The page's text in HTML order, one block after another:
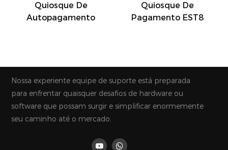
Quiosque De
Autopagamento
Quiosque De
Pagamento EST8
Nossa experiente equipe de suporte está preparada
para enfrentar quaisquer desafios de hardware ou
software que possam surgir e simplificar enormemente
seu caminho até o mercado.